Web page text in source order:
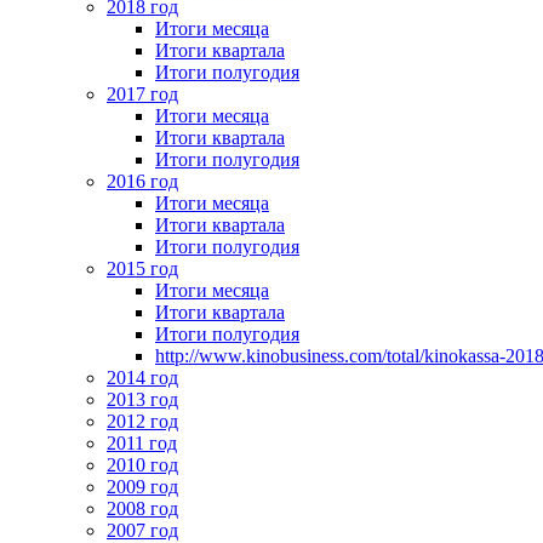
2018 год
Итоги месяца
Итоги квартала
Итоги полугодия
2017 год
Итоги месяца
Итоги квартала
Итоги полугодия
2016 год
Итоги месяца
Итоги квартала
Итоги полугодия
2015 год
Итоги месяца
Итоги квартала
Итоги полугодия
http://www.kinobusiness.com/total/kinokassa-
2014 год
2013 год
2012 год
2011 год
2010 год
2009 год
2008 год
2007 год